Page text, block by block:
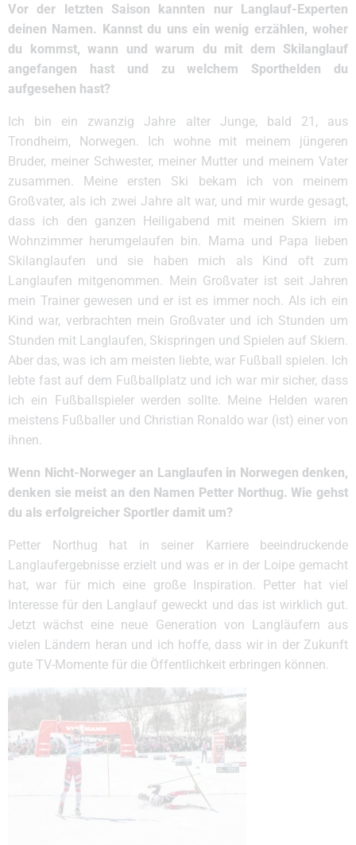
Vor der letzten Saison kannten nur Langlauf-Experten
deinen Namen. Kannst du uns ein wenig erzählen, woher
du kommst, wann und warum du mit dem Skilanglauf
angefangen hast und zu welchem Sporthelden du
aufgesehen hast?
Ich bin ein zwanzig Jahre alter Junge, bald 21, aus
Trondheim, Norwegen. Ich wohne mit meinem jüngeren
Bruder, meiner Schwester, meiner Mutter und meinem Vater
zusammen. Meine ersten Ski bekam ich von meinem
Großvater, als ich zwei Jahre alt war, und mir wurde gesagt,
dass ich den ganzen Heiligabend mit meinen Skiern im
Wohnzimmer herumgelaufen bin. Mama und Papa lieben
Skilanglaufen und sie haben mich als Kind oft zum
Langlaufen mitgenommen. Mein Großvater ist seit Jahren
mein Trainer gewesen und er ist es immer noch. Als ich ein
Kind war, verbrachten mein Großvater und ich Stunden um
Stunden mit Langlaufen, Skispringen und Spielen auf Skiern.
Aber das, was ich am meisten liebte, war Fußball spielen. Ich
lebte fast auf dem Fußballplatz und ich war mir sicher, dass
ich ein Fußballspieler werden sollte. Meine Helden waren
meistens Fußballer und Christian Ronaldo war (ist) einer von
ihnen.
Wenn Nicht-Norweger an Langlaufen in Norwegen denken,
denken sie meist an den Namen Petter Northug. Wie gehst
du als erfolgreicher Sportler damit um?
Petter Northug hat in seiner Karriere beeindruckende
Langlaufergebnisse erzielt und was er in der Loipe gemacht
hat, war für mich eine große Inspiration. Petter hat viel
Interesse für den Langlauf geweckt und das ist wirklich gut.
Jetzt wächst eine neue Generation von Langläufern aus
vielen Ländern heran und ich hoffe, dass wir in der Zukunft
gute TV-Momente für die Öffentlichkeit erbringen können.